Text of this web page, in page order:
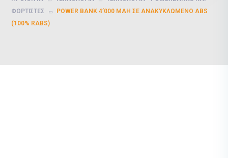
ΦΟΡΤΙΣΤΈΣ
POWER BANK 4’000 MAH ΣΕ ΑΝΑΚΥΚΛΩΜΈΝΟ ABS
(100% RABS)